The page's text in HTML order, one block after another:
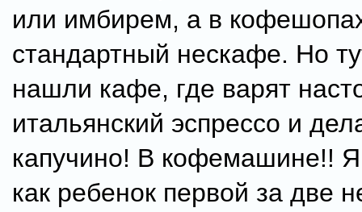
или имбирем, а в
стандартный нескафе. Но
нашли кафе, где варят
итальянский эспрессо и
капучино! В кофемашине!!
как ребенок первой за две